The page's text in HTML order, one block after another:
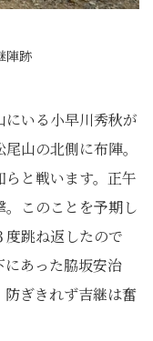
陣跡
いる小早川秀秋が
山の北側に布陣。
と戦います。正午
このことを予期し
跳ね返したので
あった脇坂安治
防ぎきれず吉継は奮